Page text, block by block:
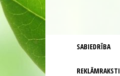
SABIEDRĪBA
REKLĀMRAKSTI